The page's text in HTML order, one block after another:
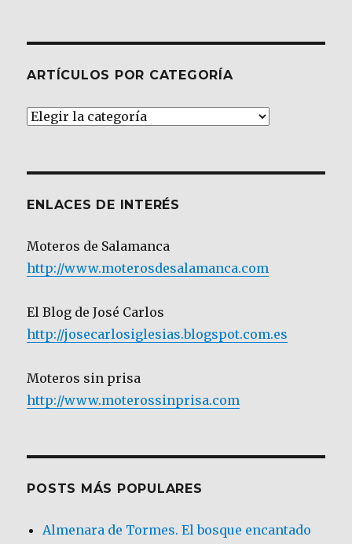
ARTÍCULOS POR CATEGORÍA
Artículos
ENLACES DE INTERÉS
Moteros de Salamanca
http://www.moterosdesalamanca.com
El Blog de José Carlos
http://josecarlosiglesias.blogspot.com.es
Moteros sin prisa
http://www.moterossinprisa.com
POSTS MÁS POPULARES
Almenara de Tormes. El bosque encantado